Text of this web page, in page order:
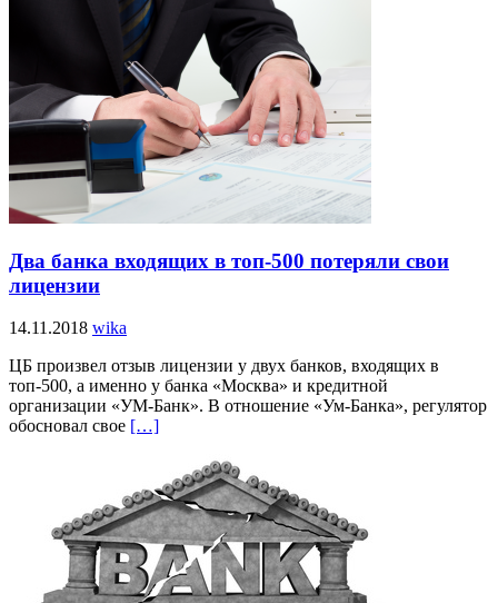
Два банка входящих в топ-500 потеряли свои
лицензии
14.11.2018 wika
ЦБ произвел отзыв лицензии у двух банков, входящих в
топ-500, а именно у банка «Москва» и кредитной
организации «УМ-Банк». В отношение «Ум-Банка», регулятор
обосновал свое […]